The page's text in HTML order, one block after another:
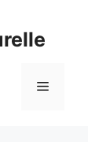
Menu